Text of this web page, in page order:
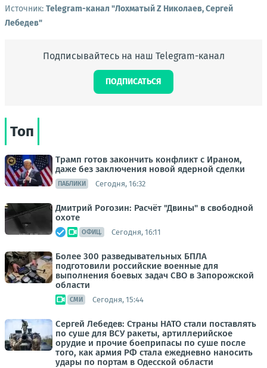
Источник: Telegram-канал "Лохматый Z Николаев, Сергей
Лебедев"
Подписывайтесь на наш Telegram-канал
ПОДПИСАТЬСЯ
Топ
Трамп готов закончить конфликт с Ираном,
даже без заключения новой ядерной сделки
ПАБЛИКИ Сегодня, 16:32
Дмитрий Рогозин: Расчёт "Двины" в свободной
охоте
ОФИЦ. Сегодня, 16:11
Более 300 разведывательных БПЛА
подготовили российские военные для
выполнения боевых задач СВО в Запорожской
области
СМИ Сегодня, 15:44
Сергей Лебедев: Страны НАТО стали поставлять
по суше для ВСУ ракеты, артиллерийское
орудие и прочие боеприпасы по суше после
того, как армия РФ стала ежедневно наносить
удары по портам в Одесской области